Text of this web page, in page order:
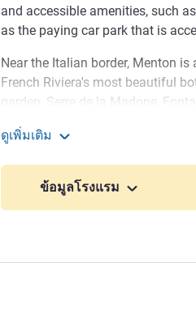
and accessible amenities, such
as the paying car park that is
Near the Italian border, Menton
French Riviera's most beautiful
garden, Serre de la Madone,
palace and casinos, the border
On the Italian border, visit
Serre de la Madone. Near
Visit Cocteau Museum,
ดูเพิ่มเติม
ข้อมูลโรงแรม